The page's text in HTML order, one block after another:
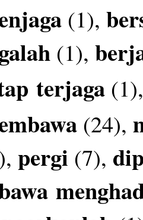
(1),
(1),
terjaga
(24),
pergi (7),